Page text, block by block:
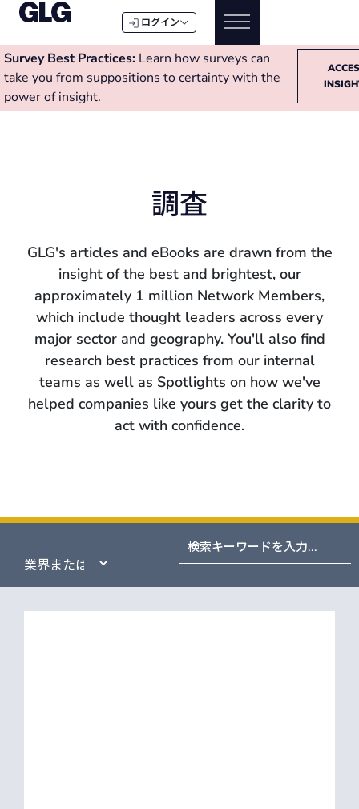
ログイン
Survey Best Practices: Learn how surveys can
take you from suppositions to certainty with the
power of insight.
調査
GLG's articles and eBooks are drawn from the
insight of the best and brightest, our
approximately 1 million Network Members,
which include thought leaders across every
major sector and geography. You'll also find
research best practices from our internal
teams as well as Spotlights on how we've
helped companies like yours get the clarity to
act with confidence.